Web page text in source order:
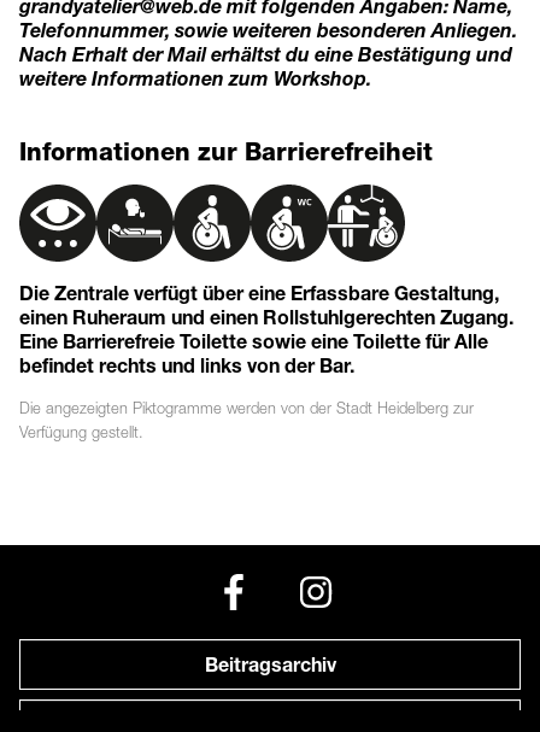
grandyatelier@web.de mit folgenden Angaben: Name,
Telefonnummer, sowie weiteren besonderen Anliegen.
Nach Erhalt der Mail erhältst du eine Bestätigung und
weitere Informationen zum Workshop.
Informationen zur Barrierefreiheit
Die Zentrale verfügt über eine Erfassbare Gestaltung,
einen Ruheraum und einen Rollstuhlgerechten Zugang.
Eine Barrierefreie Toilette sowie eine Toilette für Alle
befindet rechts und links von der Bar.
Die angezeigten Piktogramme werden von der Stadt Heidelberg zur
Verfügung gestellt.
Beitragsarchiv